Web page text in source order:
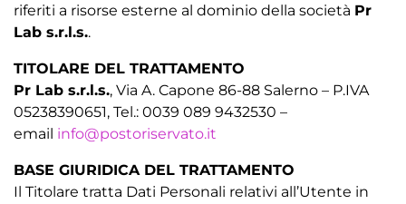
riferiti a risorse esterne al dominio della società Pr
Lab s.r.l.s..
TITOLARE DEL TRATTAMENTO
Pr Lab s.r.l.s., Via A. Capone 86-88 Salerno – P.IVA
05238390651, Tel.: 0039 089 9432530 –
email info@postoriservato.it
BASE GIURIDICA DEL TRATTAMENTO
Il Titolare tratta Dati Personali relativi all’Utente in